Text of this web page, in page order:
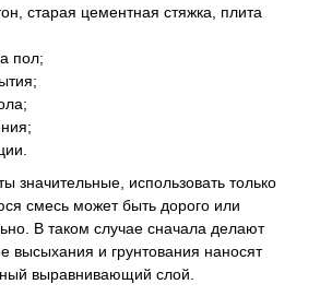
старая цементная стяжка, плита
пол;
значительные, использовать только
смесь может быть дорого или
В таком случае сначала делают
высыхания и грунтования наносят
выравнивающий слой.